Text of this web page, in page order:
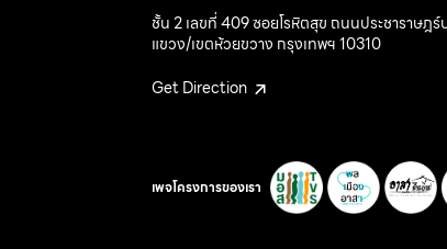
ชั้น 2 เลขที่ 409 ซอยโรหิตสุข ถนนประชาราษฎ
แขวง/เขตห้วยขวาง กรุงเทพฯ 10310
Get Direction
เพจโครงการของเรา